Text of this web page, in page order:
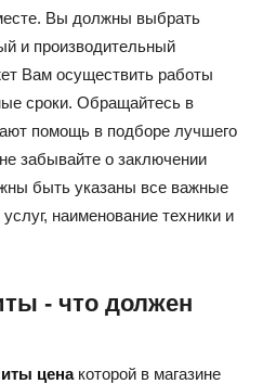
Вы должны выбрать
и производительный
Вам осуществить работы
сроки. Обращайтесь в
помощь в подборе лучшего
забывайте о заключении
быть указаны все важные
наименование техники и
- что должен
ценакоторой в магазине